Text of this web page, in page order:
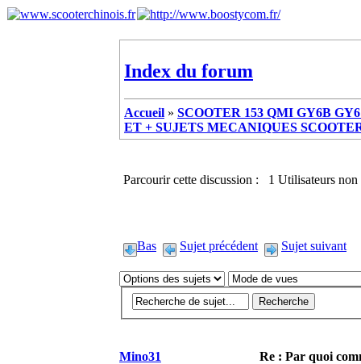
Index du forum
Accueil » SCOOTER 153 QMI GY6B
ET + SUJETS MECANIQUES
Parcourir cette discussion : 1 Utilisateurs non
Bas Sujet précédent Sujet suivant
Mino31 Re : Par quoi